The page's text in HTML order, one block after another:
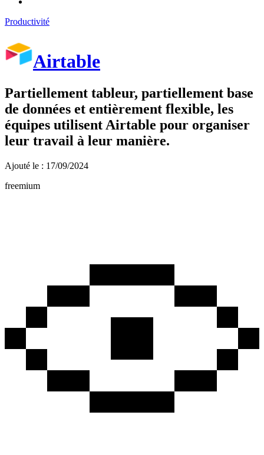
Productivité
Airtable
Partiellement tableur, partiellement base
de données et entièrement flexible, les
équipes utilisent Airtable pour organiser
leur travail à leur manière.
Ajouté le : 17/09/2024
freemium